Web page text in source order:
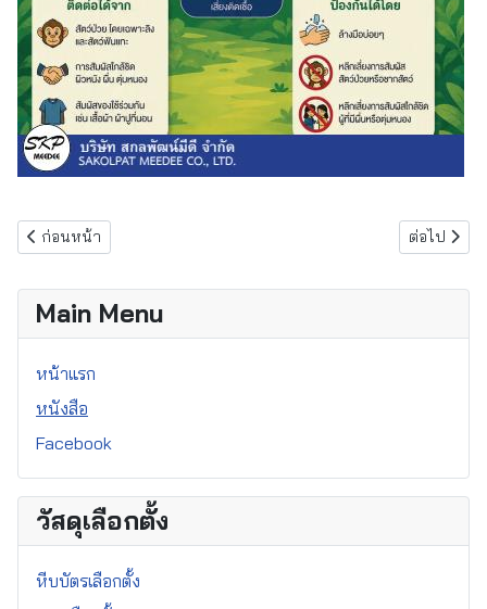
เนื้อหาก่อนหน้า: คู่มือประชาชนป้องกันโรคไข้เลือดออก
ก่อนหน้า เนื้อหาถัดไ
ต่อไป
Main Menu
หน้าแรก
หนังสือ
Facebook
วัสดุเลือกตั้ง
หีบบัตรเลือกตั้ง